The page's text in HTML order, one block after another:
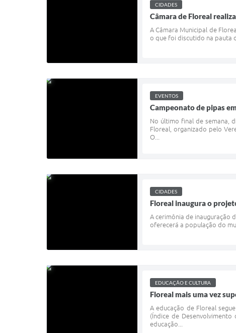
CIDADES
Câmara de Floreal realiza
A Câmara Municipal de
o que foi discutido na pauta
EVENTOS
Campeonato de pipas
No último final de semana,
Floreal, organizado pelo
O...
CIDADES
Floreal inaugura o
A cerimônia de inauguração
oferecerá a população do
EDUCAÇÃO E CULTURA
Floreal mais uma vez
A educação de Floreal
(Índice de
educação...